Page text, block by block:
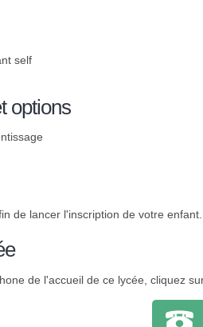
self
options
de lancer l'inscription de votre enfant.
de l'accueil de ce lycée, cliquez